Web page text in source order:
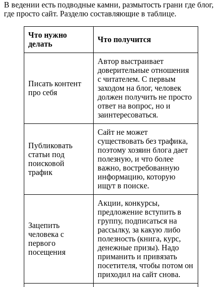
В ведении есть подводные камни, размытость грани где блог,
где просто сайт. Разделю составляющие в таблице.
Что нужно
делать
Что получится
Писать контент
про себя
Автор выстраивает
доверительные отношения
с читателем. С первым
заходом на блог, человек
должен получить не просто
ответ на вопрос, но и
заинтересоваться.
Публиковать
статьи под
поисковой
трафик
Сайт не может
существовать без трафика,
поэтому хозяин блога дает
полезную, и что более
важно, востребованную
информацию, которую
ищут в поиске.
Зацепить
человека с
первого
посещения
Акции, конкурсы,
предложение вступить в
группу, подписаться на
рассылку, за какую либо
полезность (книга, курс,
денежные призы). Надо
приманить и привязать
посетителя, чтобы потом он
приходил на сайт снова.